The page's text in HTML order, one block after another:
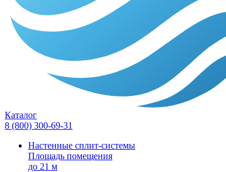
Каталог
8 (800) 300-69-31
Настенные сплит-системы
Площадь помещения
до 21 м